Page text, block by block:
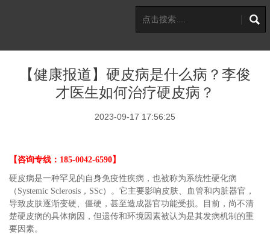
【健康报道】硬皮病是什么病？李俊
才医生如何治疗硬皮病？
2023-09-17 17:56:25
【咨询专线：185-0042-6590】
硬皮病是一种罕见的自身免疫性疾病，也被称为系统性硬化病
（Systemic Sclerosis，SSc）。它主要影响皮肤、血管和内脏器官，
导致皮肤逐渐变硬、僵硬，甚至造成器官功能受损。目前，尚不清
楚硬皮病的具体病因，但遗传和环境因素被认为是其发病机制的重
要因素。